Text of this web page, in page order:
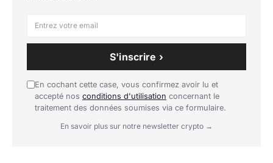
S'inscrire ›
En cochant cette case, vous confirmez avoir lu et
accepté nos conditions d'utilisation concernant le
traitement des données soumises via ce formulaire.
En savoir plus sur notre newsletter crypto →